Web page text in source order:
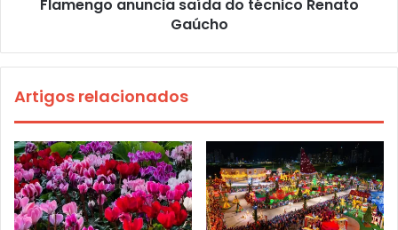
Flamengo anuncia saída do técnico Renato
Gaúcho
Artigos relacionados